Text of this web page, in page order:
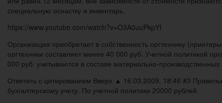
специальную оснастку и инвентарь.
https://www.youtube.com/watch?v=O3A0uuPkpYI
Организация приобретает в собственность оргтехнику
оргтехники составляет менее 40 000 руб. Учетной политикой
000 руб. учитываются в составе материально-
Ответить с цитированием Вверх ▲ 16.03.2009, 18:46 #3
бухгалтерскому учету. По учетной политики 20000 рублей.